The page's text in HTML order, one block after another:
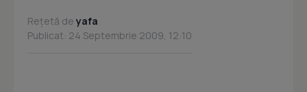
Rețetă de yafa
Publicat: 24 Septembrie 2009, 12:10